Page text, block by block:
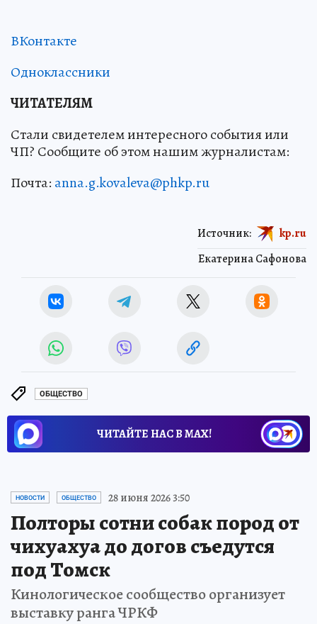
ВКонтакте
Одноклассники
ЧИТАТЕЛЯМ
Стали свидетелем интересного события или
ЧП? Сообщите об этом нашим журналистам:
Почта: anna.g.kovaleva@phkp.ru
Екатерина Сафонова
Источник: kp.ru
ОБЩЕСТВО
ЧИТАЙТЕ НАС В МАХ!
НОВОСТИ ОБЩЕСТВО 28 июня 2026 3:50
Полторы сотни собак пород от
чихуахуа до догов съедутся
под Томск
Кинологическое сообщество организует
выставку ранга ЧРКФ